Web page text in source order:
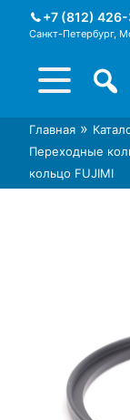
+7 (812)
Санкт-Петербург,
Главная »
Переходные
кольцо FUJIMI